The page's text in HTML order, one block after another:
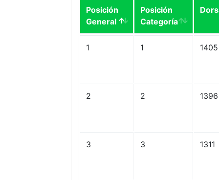
Posición
General
Posición
Categoría
1 1 1405
2 2 1396
3 3 1311